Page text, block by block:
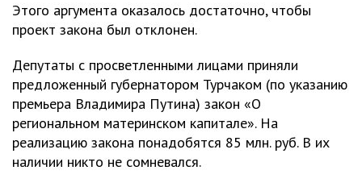
Этого аргумента оказалось достаточно, чтобы
проект закона был отклонен.
Депутаты с просветленными лицами приняли
предложенный губернатором Турчаком (по указанию
премьера Владимира Путина) закон «О
региональном материнском капитале». На
реализацию закона понадобятся 85 млн. руб. В их
наличии никто не сомневался.